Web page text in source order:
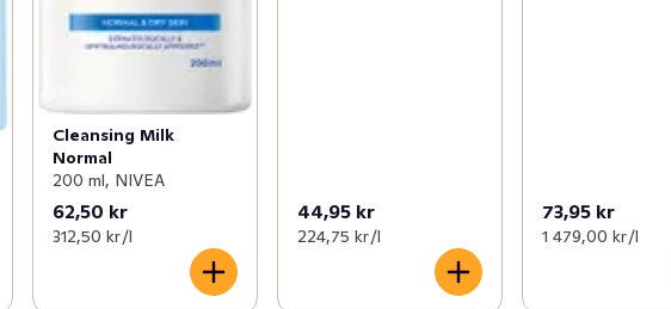
Cleansing Milk
Normal
200 ml, NIVEA
62,50 kr
312,50 kr /l
44,95 kr
224,75 kr /l
73,95 kr
1 479,00 kr /l